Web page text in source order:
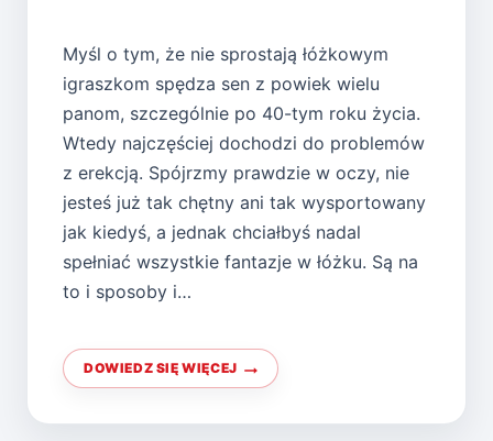
Myśl o tym, że nie sprostają łóżkowym
igraszkom spędza sen z powiek wielu
panom, szczególnie po 40-tym roku życia.
Wtedy najczęściej dochodzi do problemów
z erekcją. Spójrzmy prawdzie w oczy, nie
jesteś już tak chętny ani tak wysportowany
jak kiedyś, a jednak chciałbyś nadal
spełniać wszystkie fantazje w łóżku. Są na
to i sposoby i…
DOWIEDZ SIĘ WIĘCEJ
PRZYCZYNY
PROBLEMÓW